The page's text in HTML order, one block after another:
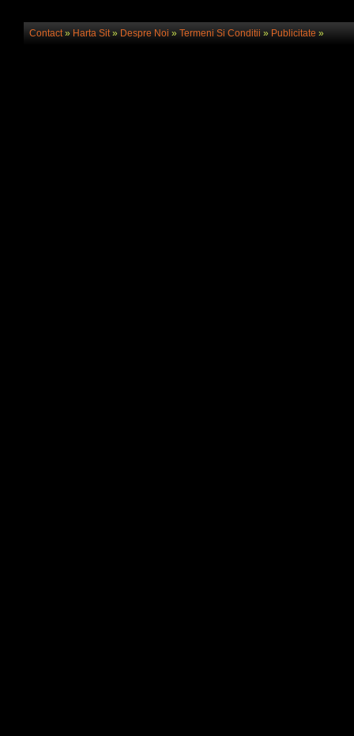
Contact» Harta Sit» Despre Noi » Termeni Si Conditii » Publicitate»